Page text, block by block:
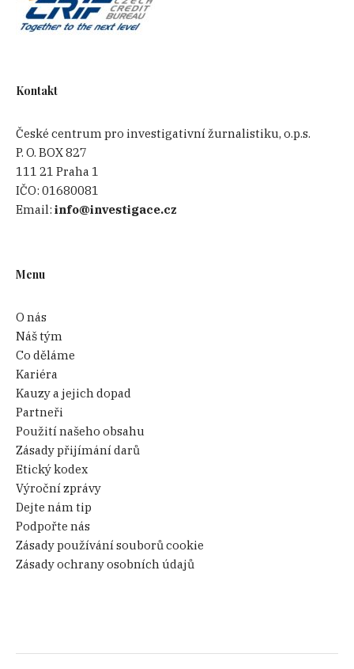
Kontakt
České centrum pro investigativní žurnalistiku, o.p.s.
P. O. BOX 827
111 21 Praha 1
IČO:01680081
Email:info@investigace.cz
Menu
O nás
Náš tým
Co děláme
Kariéra
Kauzy a jejich dopad
Partneři
Použití našeho obsahu
Zásady přijímání darů
Etický kodex
Výroční zprávy
Dejte nám tip
Podpořte nás
Zásady používání souborů cookie
Zásady ochrany osobních údajů